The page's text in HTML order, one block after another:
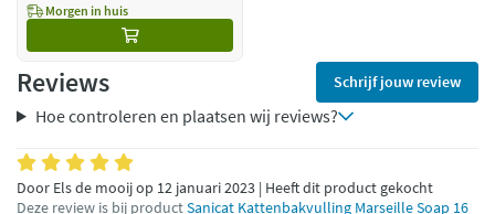
Morgen in huis
Reviews Schrijf jouw review
Hoe controleren en plaatsen wij reviews?
Door Els de mooij op 12 januari 2023 | Heeft dit product gekocht
Deze review is bij productSanicat Kattenbakvulling Marseille Soap 16